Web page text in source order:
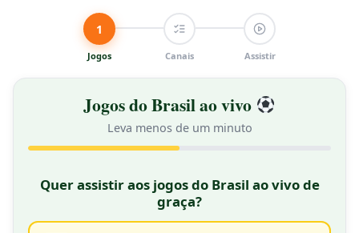
1
Jogos Canais Assistir
Jogos do Brasil ao vivo
Leva menos de um minuto
★ AO VIVO
Quer assistir aos jogos do Brasil ao vivo de
graça?